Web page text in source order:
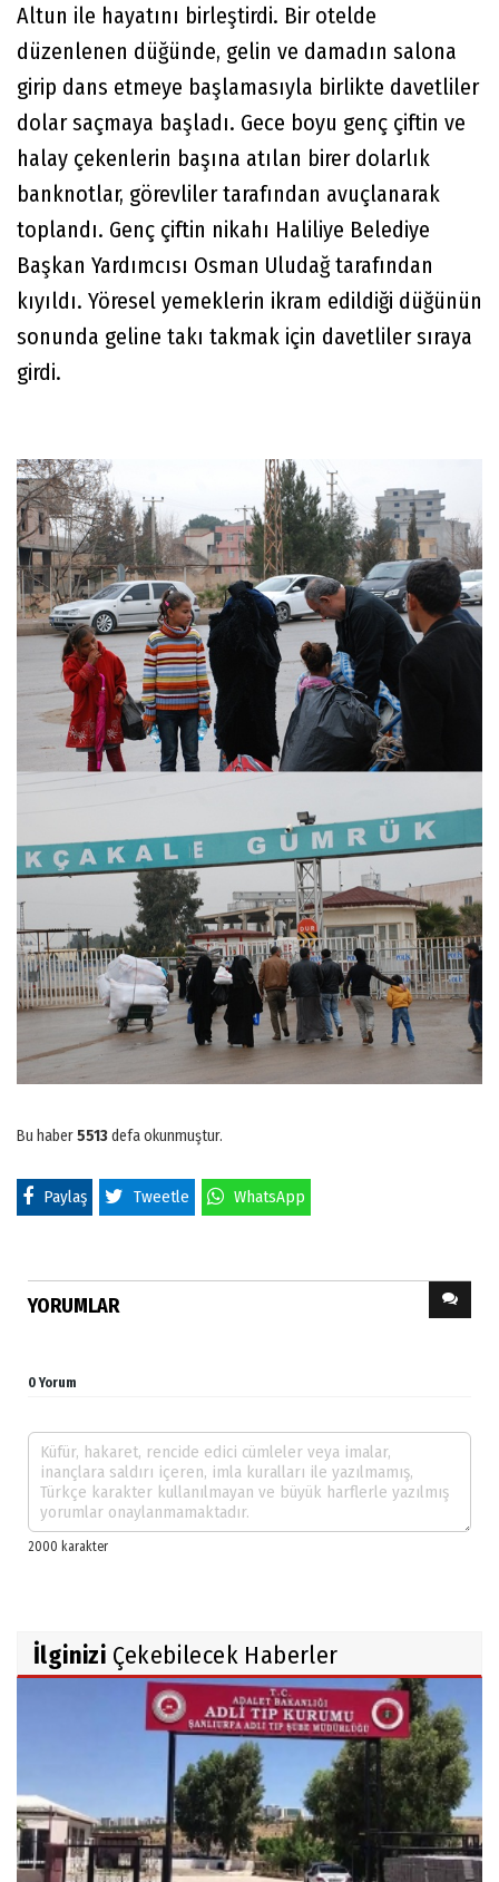
Altun ile hayatını birleştirdi. Bir otelde
düzenlenen düğünde, gelin ve damadın salona
girip dans etmeye başlamasıyla birlikte davetliler
dolar saçmaya başladı. Gece boyu genç çiftin ve
halay çekenlerin başına atılan birer dolarlık
banknotlar, görevliler tarafından avuçlanarak
toplandı. Genç çiftin nikahı Haliliye Belediye
Başkan Yardımcısı Osman Uludağ tarafından
kıyıldı. Yöresel yemeklerin ikram edildiği düğünün
sonunda geline takı takmak için davetliler sıraya
girdi.
Bu haber5513defa okunmuştur.
Paylaş Tweetle WhatsApp
YORUMLAR
0 Yorum
İlginizi Çekebilecek Haberler